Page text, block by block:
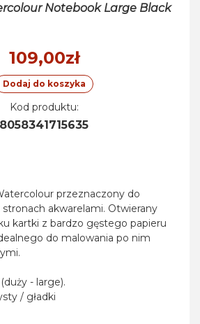
Notebook Large Black
109,00zł
Dodaj do koszyka
Kod produktu:
8058341715635
przeznaczony do
akwarelami. Otwierany
kartki z bardzo gęstego papieru
do malowania po nim
- large).
/ gładki